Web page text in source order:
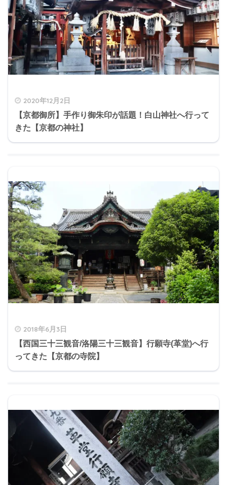
2020年12月2日
【京都御所】手作り御朱印が話題！白山神社へ行って
きた【京都の神社】
2018年6月3日
【西国三十三観音/洛陽三十三観音】行願寺(革堂)へ行
ってきた【京都の寺院】